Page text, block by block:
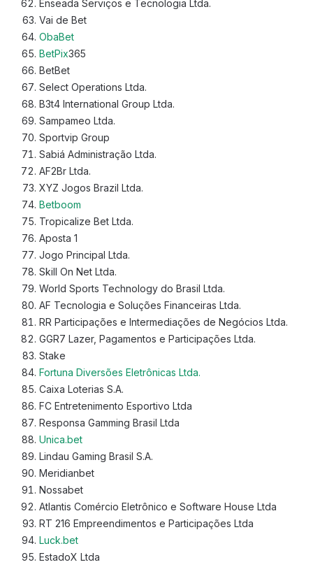
Enseada Serviços e Tecnologia Ltda.
Vai de Bet
ObaBet
BetPix365
BetBet
Select Operations Ltda.
B3t4 International Group Ltda.
Sampameo Ltda.
Sportvip Group
Sabiá Administração Ltda.
AF2Br Ltda.
XYZ Jogos Brazil Ltda.
Betboom
Tropicalize Bet Ltda.
Aposta 1
Jogo Principal Ltda.
Skill On Net Ltda.
World Sports Technology do Brasil Ltda.
AF Tecnologia e Soluções Financeiras Ltda.
RR Participações e Intermediações de Negócios Ltda.
GGR7 Lazer, Pagamentos e Participações Ltda.
Stake
Fortuna Diversões Eletrônicas Ltda.
Caixa Loterias S.A.
FC Entretenimento Esportivo Ltda
Responsa Gamming Brasil Ltda
Unica.bet
Lindau Gaming Brasil S.A.
Meridianbet
Nossabet
Atlantis Comércio Eletrônico e Software House Ltda
RT 216 Empreendimentos e Participações Ltda
Luck.bet
EstadoX Ltda